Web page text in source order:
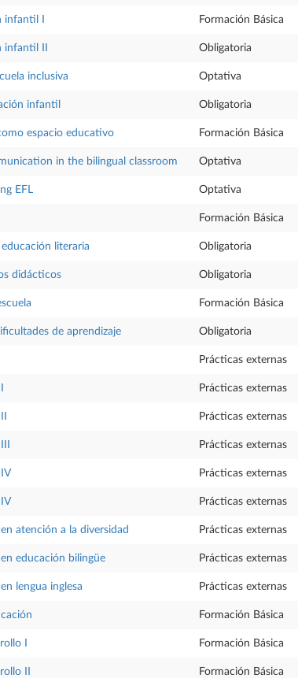
infantil I Formación Básica
infantil II Obligatoria
inclusiva Optativa
infantil Obligatoria
espacio educativo Formación Básica
in the bilingual classroom Optativa
EFL Optativa
Formación Básica
literaria Obligatoria
didácticos Obligatoria
Formación Básica
de aprendizaje Obligatoria
Prácticas externas
Prácticas externas
Prácticas externas
Prácticas externas
Prácticas externas
Prácticas externas
atención a la diversidad Prácticas externas
educación bilingüe Prácticas externas
lengua inglesa Prácticas externas
Formación Básica
I Formación Básica
II Formación Básica